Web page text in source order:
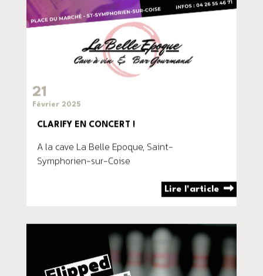
21
Février 2025
CLARIFY EN CONCERT !
A la cave La Belle Epoque, Saint-
Symphorien-sur-Coise
Lire l'article